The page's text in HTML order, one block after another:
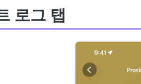
로그 탭